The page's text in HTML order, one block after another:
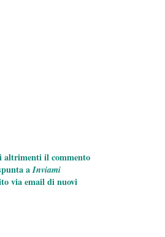
altrimenti il commento
aInviami
via email di nuovi